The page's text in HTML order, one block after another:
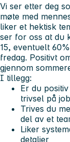
Vi ser etter deg
møte med
liker et hektisk
ser for oss at du
15, eventuelt
fredag. Positivt
gjennom
I tillegg:
Er du
trivsel på
Trives du
del av et
Liker
detaljer